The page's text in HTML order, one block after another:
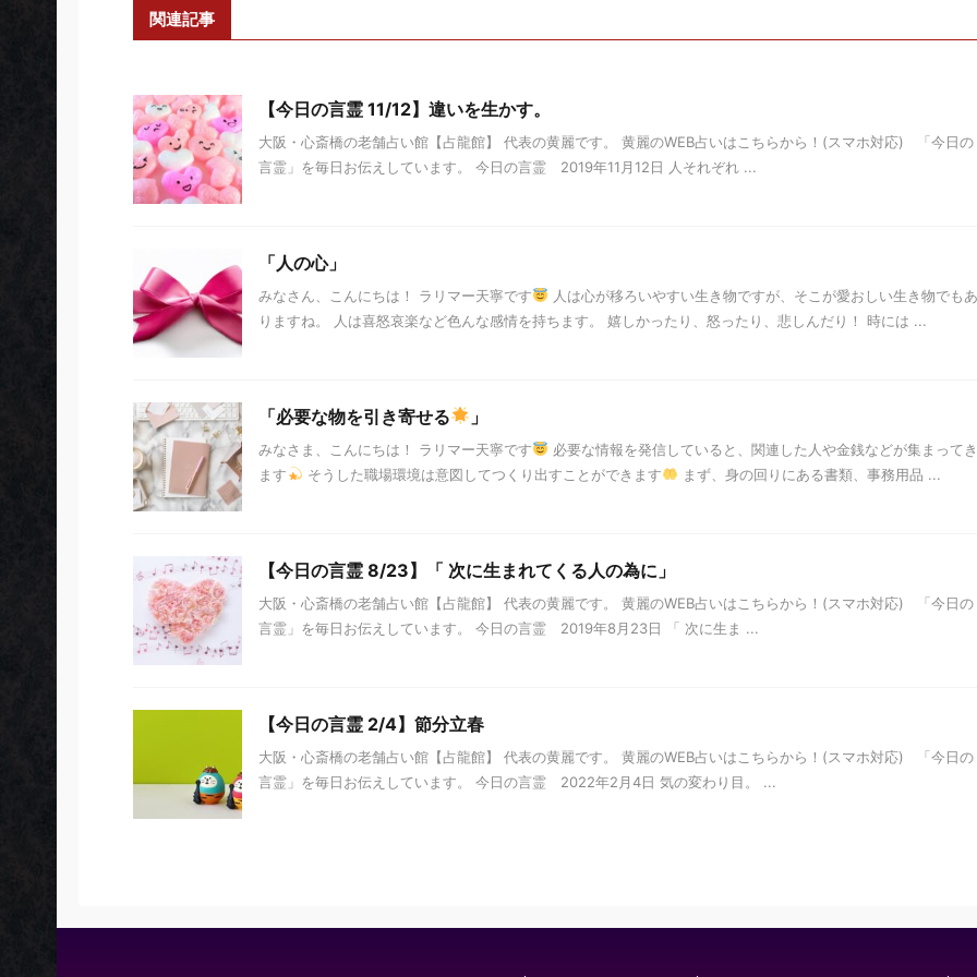
関連記事
【今日の言霊 11/12】違いを生かす。
大阪・心斎橋の老舗占い館【占龍館】 代表の黄麗です。 黄麗のWEB占いはこちらから！(スマホ対応) 「今日の
言霊」を毎日お伝えしています。 今日の言霊 2019年11月12日 人それぞれ ...
「人の心」
みなさん、こんにちは！ ラリマー天寧です
人は心が移ろいやすい生き物ですが、そこが愛おしい生き物でもあ
りますね。 人は喜怒哀楽など色んな感情を持ちます。 嬉しかったり、怒ったり、悲しんだり！ 時には ...
「必要な物を引き寄せる 」
みなさま、こんにちは！ ラリマー天寧です
必要な情報を発信していると、関連した人や金銭などが集まってき
ます
そうした職場環境は意図してつくり出すことができます まず、身の回りにある書類、事務用品 ...
【今日の言霊 8/23】「 次に生まれてくる人の為に」
大阪・心斎橋の老舗占い館【占龍館】 代表の黄麗です。 黄麗のWEB占いはこちらから！(スマホ対応) 「今日の
言霊」を毎日お伝えしています。 今日の言霊 2019年8月23日 「 次に生ま ...
【今日の言霊 2/4】節分立春
大阪・心斎橋の老舗占い館【占龍館】 代表の黄麗です。 黄麗のWEB占いはこちらから！(スマホ対応) 「今日の
言霊」を毎日お伝えしています。 今日の言霊 2022年2月4日 気の変わり目。 ...